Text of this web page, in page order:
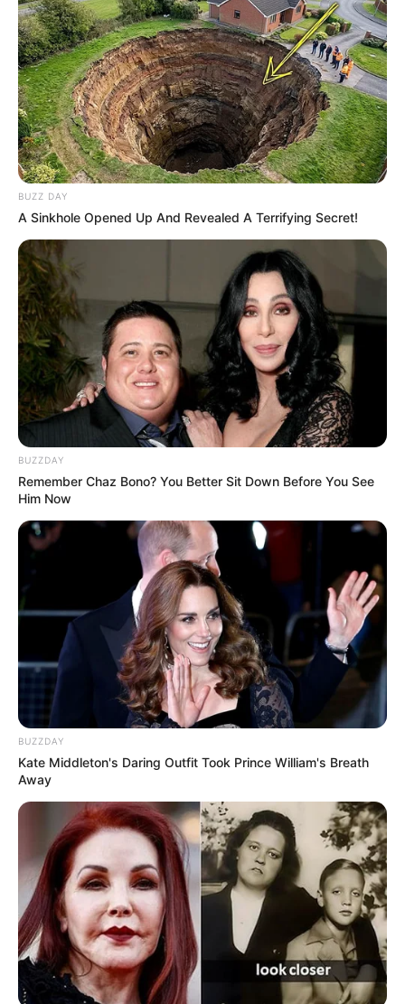
BUZZ DAY
A Sinkhole Opened Up And Revealed A Terrifying Secret!
BUZZDAY
Remember Chaz Bono? You Better Sit Down Before You See
Him Now
BUZZDAY
Kate Middleton's Daring Outfit Took Prince William's Breath
Away